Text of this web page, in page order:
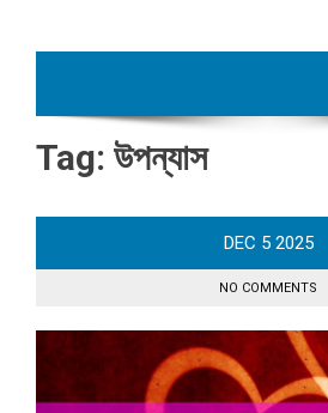
Tag: উপন্যাস
DEC 5 2025
NO COMMENTS